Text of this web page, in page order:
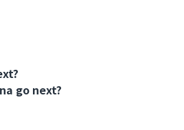
go next?